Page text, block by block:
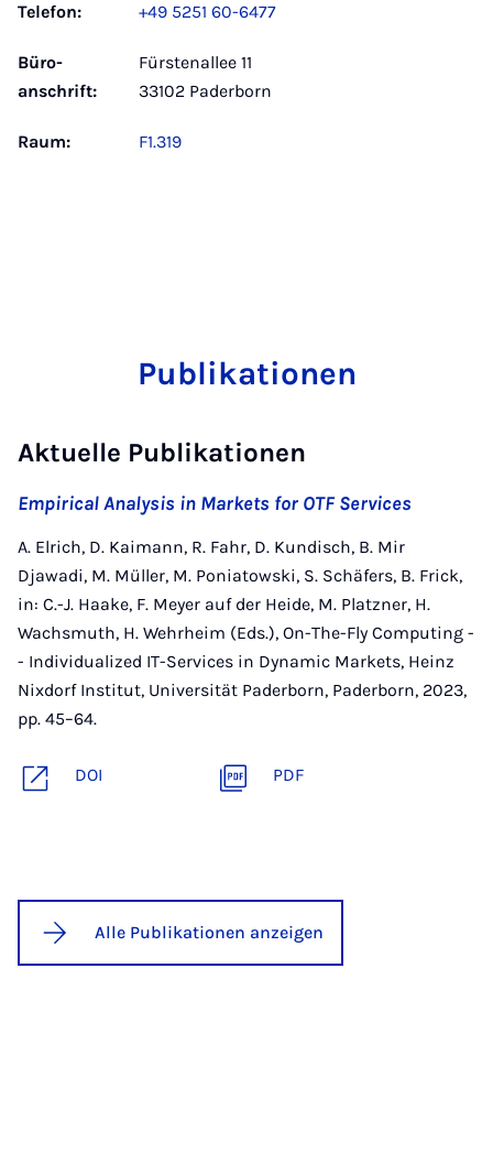
Telefon: +49 5251 60-6477
Büro­
anschrift:
Fürstenallee 11
33102 Paderborn
Raum: F1.319
Publikationen
Aktuelle Publikationen
Empirical Analysis in Markets for OTF Services
A. Elrich, D. Kaimann, R. Fahr, D. Kundisch, B. Mir
Djawadi, M. Müller, M. Poniatowski, S. Schäfers, B. Frick,
in: C.-J. Haake, F. Meyer auf der Heide, M. Platzner, H.
Wachsmuth, H. Wehrheim (Eds.), On-The-Fly Computing -
- Individualized IT-Services in Dynamic Markets, Heinz
Nixdorf Institut, Universität Paderborn, Paderborn, 2023,
pp. 45–64.
DOI PDF
Alle Publikationen anzeigen